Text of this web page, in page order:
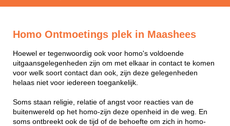
Homo Ontmoetings plek in Maashees
Hoewel er tegenwoordig ook voor homo's voldoende
uitgaansgelegenheden zijn om met elkaar in contact te komen
voor welk soort contact dan ook, zijn deze gelegenheden
helaas niet voor iedereen toegankelijk.
Soms staan religie, relatie of angst voor reacties van de
buitenwereld op het homo-zijn deze openheid in de weg. En
soms ontbreekt ook de tijd of de behoefte om zich in homo-